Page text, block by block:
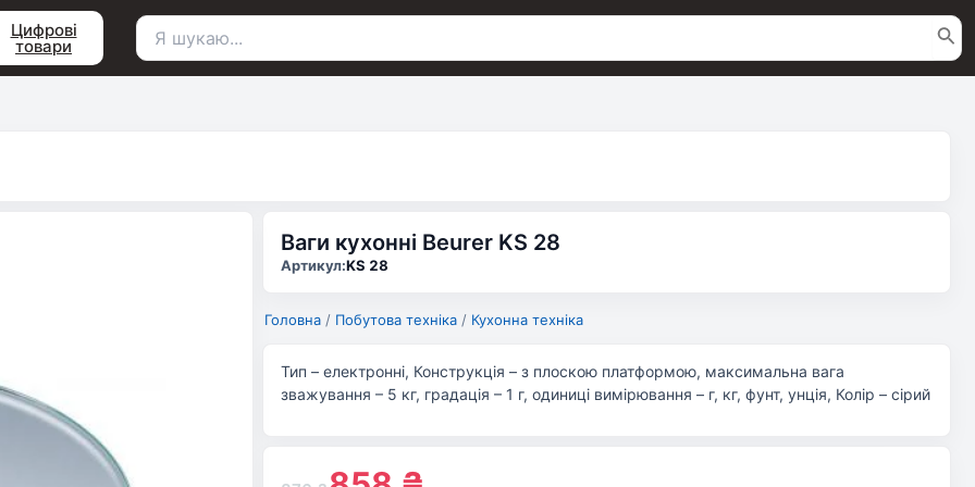
Цифрові
товари
Пошук
Ваги кухонні Beurer KS 28
Артикул:KS 28
Головна / Побутова техніка / Кухонна техніка
Тип – електронні, Конструкція – з плоскою платформою, максимальна вага
зважування – 5 кг, градація – 1 г, одиниці вимірювання – г, кг, фунт, унція, Колір – сірий